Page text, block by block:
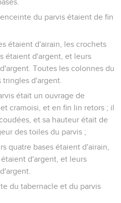
du parvis étaient de fin
étaient d'airain, les crochets
étaient d'argent, et leurs
Toutes les colonnes du
d'argent.
était un ouvrage de
cramoisi, et en fin lin retors ; il
et sa hauteur était de
des toiles du parvis ;
quatre bases étaient d'airain,
d'argent, et leurs
du tabernacle et du parvis